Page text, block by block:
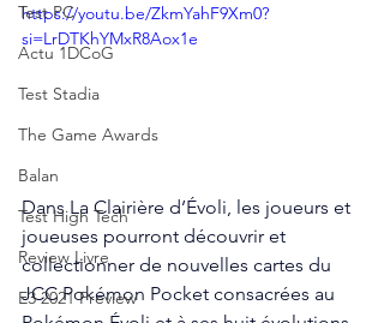
Test PC
Actu 1DCoG
Test Stadia
The Game Awards
Balan
Test High Tech
Review Livre
E3 2021 Preview
https://youtu.be/ZkmYahF9Xm0?
si=LrDTKhYMxR8Aox1e
Dans La Clairière d’Évoli, les joueurs et
joueuses pourront découvrir et
collectionner de nouvelles cartes du
JCC Pokémon Pocket consacrées au